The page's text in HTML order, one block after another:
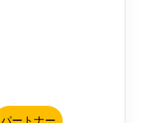
パートナー